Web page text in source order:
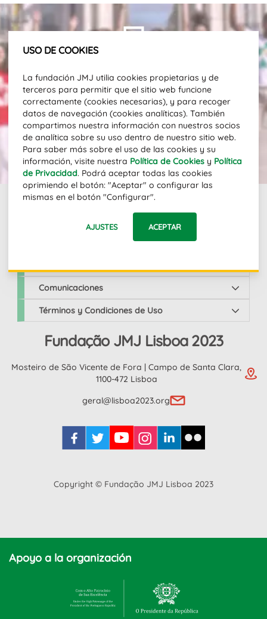
USO DE COOKIES
La fundación JMJ utilia cookies propietarias y de
terceros para permitir que el sitio web funcione
correctamente (cookies necesarias), y para recoger
datos de navegación (cookies analíticas). También
compartimos nuestra información con nuestros socios
de analítica sobre su uso dentro de nuestro sitio web.
Para saber más sobre el uso de las cookies y su
información, visite nuestra Política de Cookies y Política
de Privacidad. Podrá aceptar todas las cookies
oprimiendo el botón: "Aceptar" o configurar las
mismas en el botón "Configurar".
AJUSTES ACEPTAR
recibir actualizaciones y noticias
sobre la JMJ.
Dirección email
SUSCRIBIR
Links
Comunicaciones
Términos y Condiciones de Uso
Fundação JMJ Lisboa 2023
Mosteiro de São Vicente de Fora | Campo de Santa Clara,
1100-472 Lisboa
geral@lisboa2023.org
Copyright © Fundação JMJ Lisboa 2023
Apoyo a la organización